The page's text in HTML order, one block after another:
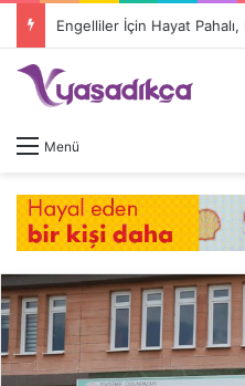
Menü